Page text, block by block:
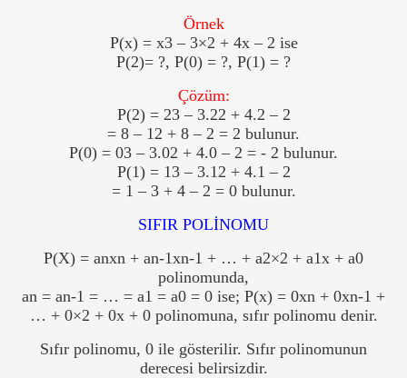
Örnek
P(x) = x3 – 3×2 + 4x – 2 ise
P(2)= ?, P(0) = ?, P(1) = ?
Çözüm:
P(2) = 23 – 3.22 + 4.2 – 2
= 8 – 12 + 8 – 2 = 2 bulunur.
P(0) = 03 – 3.02 + 4.0 – 2 = - 2 bulunur.
P(1) = 13 – 3.12 + 4.1 – 2
= 1 – 3 + 4 – 2 = 0 bulunur.
SIFIR POLİNOMU
P(X) = anxn + an-1xn-1 + … + a2×2 + a1x + a0
polinomunda,
an = an-1 = … = a1 = a0 = 0 ise; P(x) = 0xn + 0xn-1 +
… + 0×2 + 0x + 0 polinomuna, sıfır polinomu denir.
Sıfır polinomu, 0 ile gösterilir. Sıfır polinomunun
derecesi belirsizdir.